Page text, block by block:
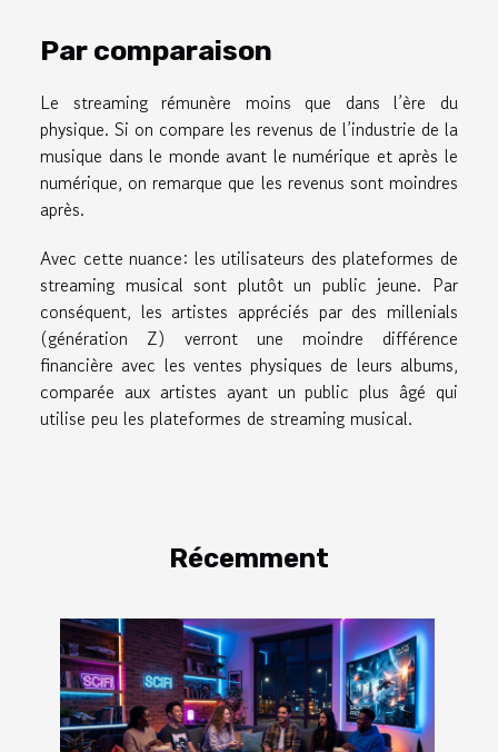
Par comparaison
Le streaming rémunère moins que dans l’ère du
physique. Si on compare les revenus de l’industrie de la
musique dans le monde avant le numérique et après le
numérique, on remarque que les revenus sont moindres
après.
Avec cette nuance: les utilisateurs des plateformes de
streaming musical sont plutôt un public jeune. Par
conséquent, les artistes appréciés par des millenials
(génération Z) verront une moindre différence
financière avec les ventes physiques de leurs albums,
comparée aux artistes ayant un public plus âgé qui
utilise peu les plateformes de streaming musical.
Récemment